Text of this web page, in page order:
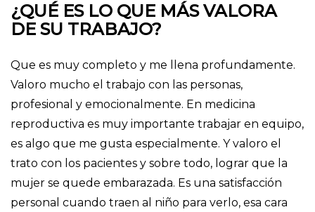
¿QUÉ ES LO QUE MÁS VALORA
DE SU TRABAJO?
Que es muy completo y me llena profundamente.
Valoro mucho el trabajo con las personas,
profesional y emocionalmente. En medicina
reproductiva es muy importante trabajar en equipo,
es algo que me gusta especialmente. Y valoro el
trato con los pacientes y sobre todo, lograr que la
mujer se quede embarazada. Es una satisfacción
personal cuando traen al niño para verlo, esa cara